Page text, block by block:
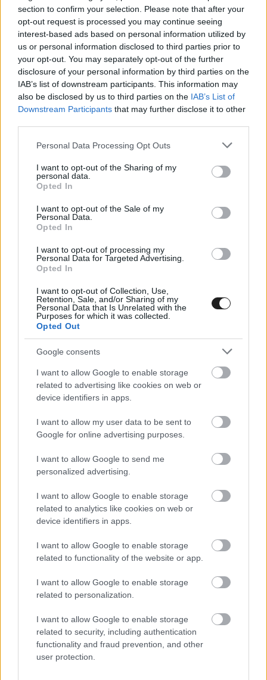
section to confirm your selection. Please note that after your
opt-out request is processed you may continue seeing
interest-based ads based on personal information utilized by
us or personal information disclosed to third parties prior to
your opt-out. You may separately opt-out of the further
disclosure of your personal information by third parties on the
IAB’s list of downstream participants. This information may
also be disclosed by us to third parties on the IAB’s List of
Downstream Participants that may further disclose it to other
Please note that this website/app uses one or more Google
not limited to your visit or usage behaviour. You may click to
grant or deny consent to Google and its third-party tags to
use your data for below specified purposes in below Google
consent section.
Personal Data Processing Opt Outs
I want to opt-out of the Sharing of my
personal data.
Opted In
I want to opt-out of the Sale of my
Personal Data.
Opted In
I want to opt-out of processing my
Personal Data for Targeted Advertising.
Opted In
I want to opt-out of Collection, Use,
Retention, Sale, and/or Sharing of my
Personal Data that Is Unrelated with the
Purposes for which it was collected.
Opted Out
Google consents
I want to allow Google to enable storage
related to advertising like cookies on web or
device identifiers in apps.
I want to allow my user data to be sent to
Google for online advertising purposes.
I want to allow Google to send me
personalized advertising.
I want to allow Google to enable storage
related to analytics like cookies on web or
device identifiers in apps.
I want to allow Google to enable storage
related to functionality of the website or app.
I want to allow Google to enable storage
related to personalization.
I want to allow Google to enable storage
related to security, including authentication
functionality and fraud prevention, and other
user protection.
2017. 10. 28.
ENDURANCE
ALONSO NEM TAGADJA, DAYTONA JÓ EDZÉS
LEHET LE MANSRA
2017. 10. 28.
FORMA-1
HORNER FIGYELMEZTETTE RICCIARDOT
2017. 10. 22.